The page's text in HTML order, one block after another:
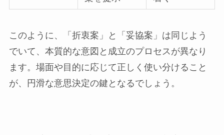
このように、「折衷案」と「妥協案」は同じよう
でいて、本質的な意図と成立のプロセスが異なり
ます。場面や目的に応じて正しく使い分けること
が、円滑な意思決定の鍵となるでしょう。